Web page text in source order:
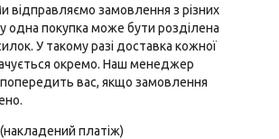
відправляємо замовлення з різних
одна покупка може бути розділена
У такому разі доставка кожної
окремо. Наш менеджер
попередить вас, якщо замовлення
платіж)